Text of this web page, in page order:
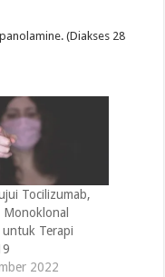
(Diakses 28
Tocilizumab,
untuk Terapi
2022